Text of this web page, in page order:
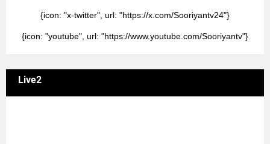
{icon: "x-twitter", url: "https://x.com/Sooriyantv24"}
{icon: "youtube", url: "https://www.youtube.com/Sooriyantv"}
Live2